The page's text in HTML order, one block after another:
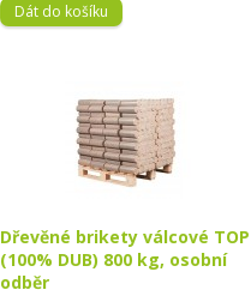
Dát do košíku
Dřevěné brikety válcové TOP
(100% DUB) 800 kg, osobní
odběr